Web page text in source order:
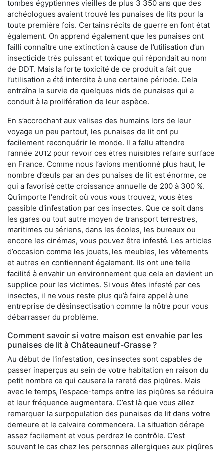
tombes égyptiennes vieilles de plus 3 350 ans que des
archéologues avaient trouvé les punaises de lits pour la
toute première fois. Certains récits de guerre en font état
également. On apprend également que les punaises ont
failli connaître une extinction à cause de l’utilisation d’un
insecticide très puissant et toxique qui répondait au nom
de DDT. Mais la forte toxicité de ce produit a fait que
l’utilisation a été interdite à une certaine période. Cela
entraîna la survie de quelques nids de punaises qui a
conduit à la prolifération de leur espèce.
En s’accrochant aux valises des humains lors de leur
voyage un peu partout, les punaises de lit ont pu
facilement reconquérir le monde. Il a fallu attendre
l’année 2012 pour revoir ces êtres nuisibles refaire surface
en France. Comme nous l’avions mentionné plus haut, le
nombre d’œufs par an des punaises de lit est énorme, ce
qui a favorisé cette croissance annuelle de 200 à 300 %.
Qu'importe l'endroit où vous vous trouvez, vous êtes
passible d'infestation par ces insectes. Que ce soit dans
les gares ou tout autre moyen de transport terrestres,
maritimes ou aériens, dans les écoles, les bureaux ou
encore les cinémas, vous pouvez être infesté. Les articles
d’occasion comme les jouets, les meubles, les vêtements
et autres en contiennent également. Ils ont une telle
facilité à envahir un environnement que cela en devient un
supplice pour les victimes. Si vous êtes infesté par ces
insectes, il ne vous reste plus qu’à faire appel à une
entreprise de désinsectisation comme la nôtre pour vous
débarrasser du problème.
Comment savoir si votre maison est envahie par les
punaises de lit à Châteauneuf-Grasse ?
Au début de l'infestation, ces insectes sont capables de
passer inaperçus au sein de votre habitation en raison du
petit nombre ce qui causera la rareté des piqûres. Mais
avec le temps, l’espace-temps entre les piqûres se réduira
et leur fréquence augmentera. C’est là que vous allez
remarquer la surpopulation des punaises de lit dans votre
demeure et le calvaire commencera. La situation dérape
assez facilement et vous perdrez le contrôle. C’est
souvent le cas chez les personnes allergiques aux piqûres